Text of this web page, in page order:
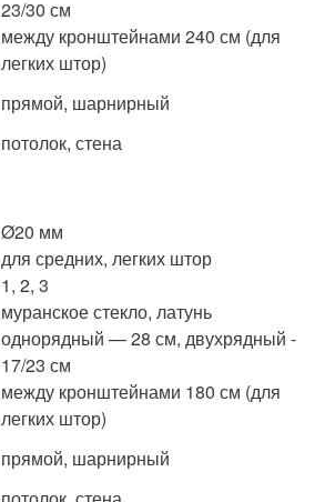
23/30 см
между кронштейнами 240 см (для
легких штор)
прямой, шарнирный
потолок, стена
Ø20 мм
для средних, легких штор
1, 2, 3
муранское стекло, латунь
однорядный — 28 см, двухрядный -
17/23 см
между кронштейнами 180 см (для
легких штор)
прямой, шарнирный